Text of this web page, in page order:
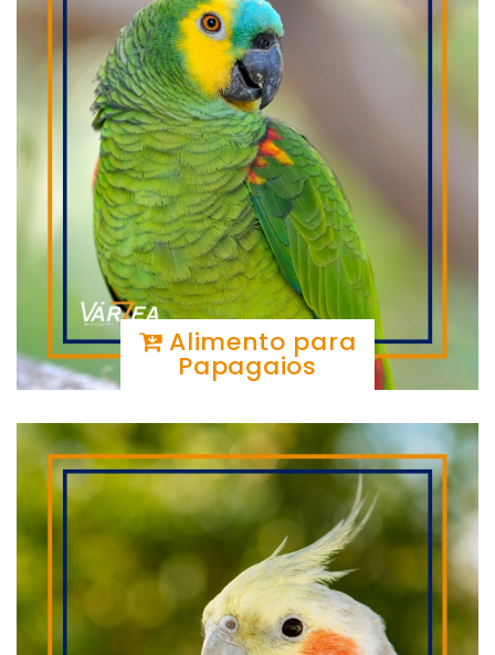
Alimento para
Papagaios